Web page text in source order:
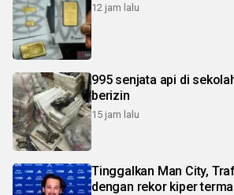
12 jam lalu
995 senjata api di
berizin
15 jam lalu
Tinggalkan Man City,
dengan rekor kiper